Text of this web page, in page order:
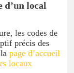
d’un local
les codes de
précis des
page d’accueil
locaux